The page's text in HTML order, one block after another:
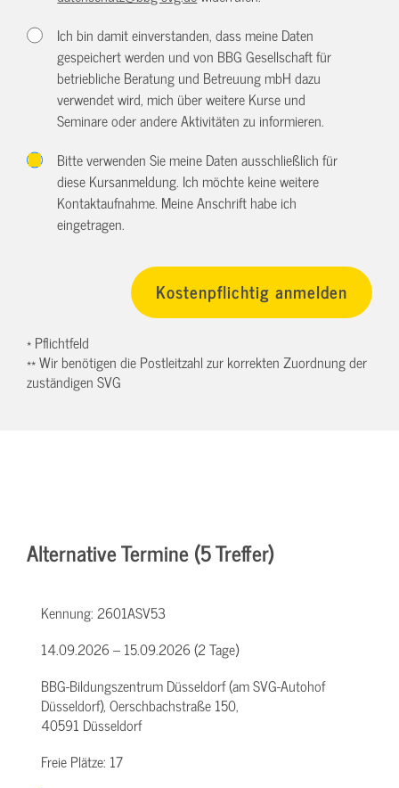
Ich bin damit einverstanden, dass meine Daten
gespeichert werden und von BBG Gesellschaft für
betriebliche Beratung und Betreuung mbH dazu
verwendet wird, mich über weitere Kurse und
Seminare oder andere Aktivitäten zu informieren.
Bitte verwenden Sie meine Daten ausschließlich für
diese Kursanmeldung. Ich möchte keine weitere
Kontaktaufnahme. Meine Anschrift habe ich
eingetragen.
* Pflichtfeld
** Wir benötigen die Postleitzahl zur korrekten Zuordnung der
zuständigen SVG
Alternative Termine (5 Treffer)
Kennung:2601ASV53
14.09.2026 – 15.09.2026 (2 Tage)
BBG-Bildungszentrum Düsseldorf (am SVG-Autohof
Düsseldorf), Oerschbachstraße 150,
40591 Düsseldorf
Freie Plätze: 17